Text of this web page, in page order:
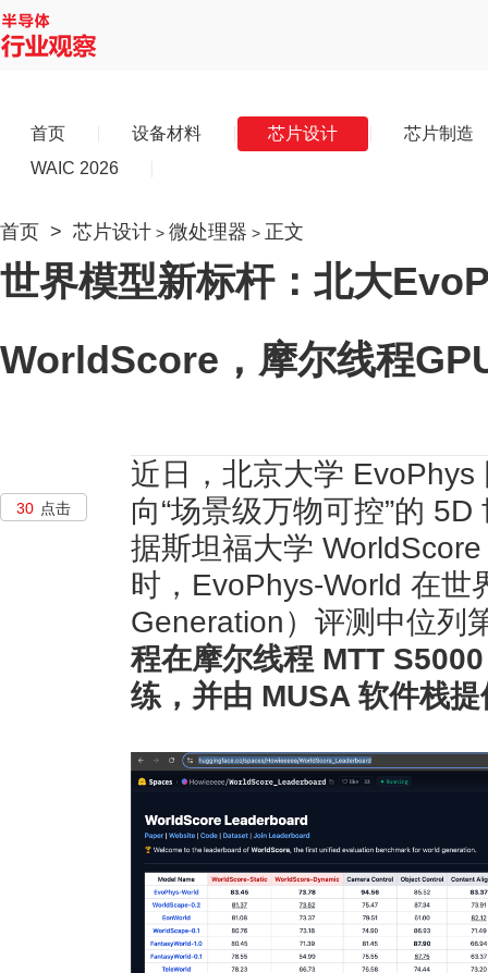
首页 设备材料 芯片设计
芯片制造
WAIC 2026
首页 > 芯片设计 > 微处理器 > 正文
世界模型新标杆：北大
WorldScore，摩尔线程
30 点击
近日，北京大学 EvoPhys
向“场景级万物可控”的
据斯坦福大学
时，EvoPhys-World 在世
Generation）评测中位列
程在摩尔线程 MTT
练，并由 MUSA 软件栈